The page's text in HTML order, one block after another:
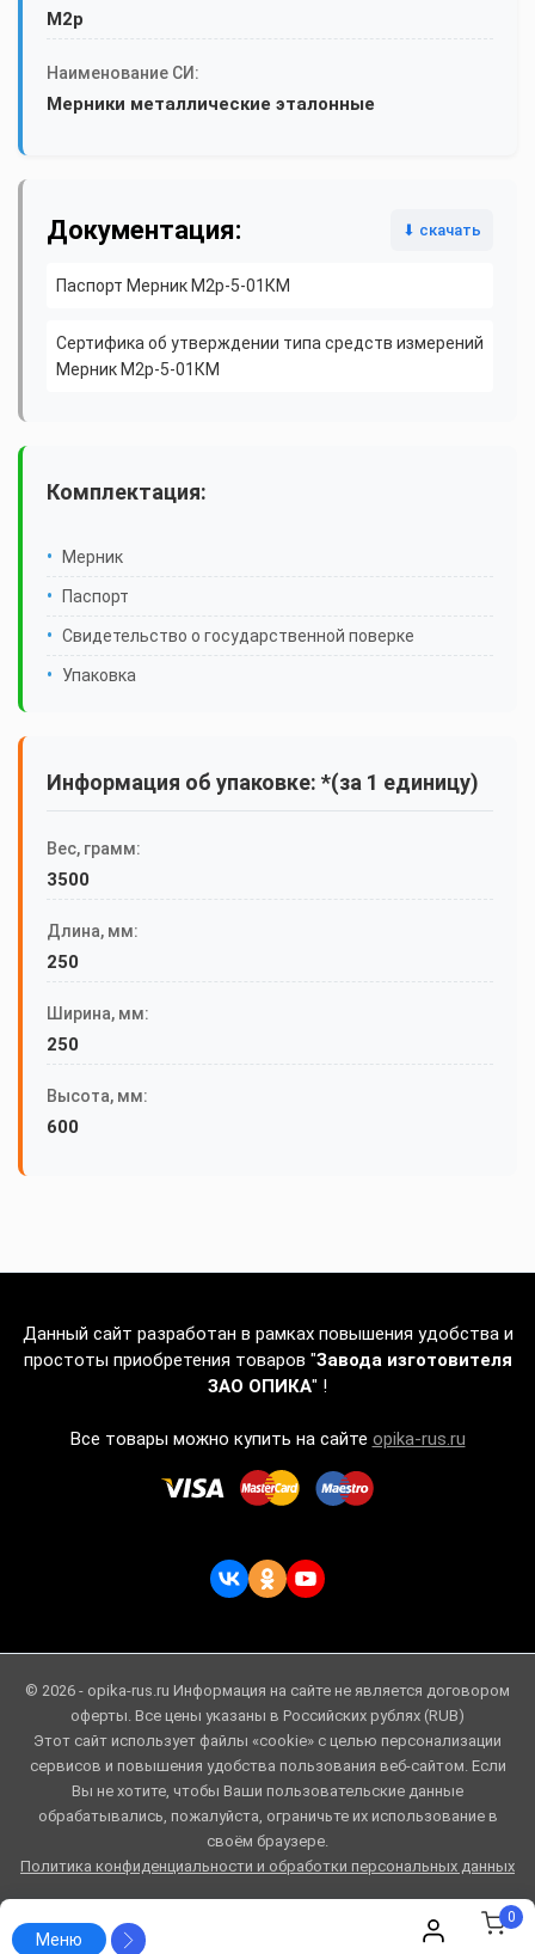
Меню
0
М2р
Наименование СИ:
Мерники металлические эталонные
Документация: ⬇ скачать
Паспорт Мерник М2р-5-01КМ
Сертифика об утверждении типа средств измерений
Мерник М2р-5-01КМ
Комплектация:
Мерник
Паспорт
Свидетельство о государственной поверке
Упаковка
Информация об упаковке: *(за 1 единицу)
Вес, грамм:
3500
Длина, мм:
250
Ширина, мм:
250
Высота, мм:
600
Данный сайт разработан в рамках повышения удобства и
простоты приобретения товаров "Завода изготовителя
ЗАО ОПИКА" !
Все товары можно купить на сайте opika-rus.ru
© 2026 - opika-rus.ru Информация на сайте не является договором
оферты. Все цены указаны в Российских рублях (RUB)
Этот сайт использует файлы «cookie» с целью персонализации
сервисов и повышения удобства пользования веб-сайтом. Если
Вы не хотите, чтобы Ваши пользовательские данные
обрабатывались, пожалуйста, ограничьте их использование в
своём браузере.
Политика конфиденциальности и обработки персональных данных